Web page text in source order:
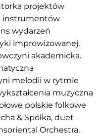
projektów
instrumentów
wydarzeń
improwizowanej,
akademicka.
melodii w rytmie
muzyczna
polskie folkowe
& Spółka, duet
Orchestra.